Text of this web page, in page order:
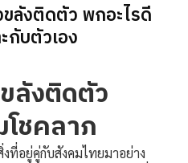
ลังติดตัว พกอะไรดี
กับตัวเอง
ลังติดตัว
โชคลาภ
อยู่คู่กับสังคมไทยมาอย่าง